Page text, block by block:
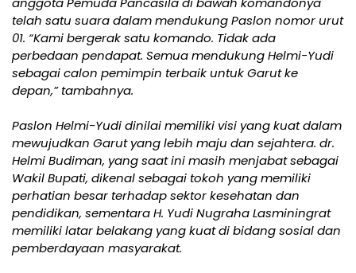
telah satu suara dalam mendukung Paslon nomor urut
01. “Kami bergerak satu komando. Tidak ada
perbedaan pendapat. Semua mendukung Helmi-Yudi
sebagai calon pemimpin terbaik untuk Garut ke
depan,” tambahnya.
Paslon Helmi-Yudi dinilai memiliki visi yang kuat dalam
mewujudkan Garut yang lebih maju dan sejahtera. dr.
Helmi Budiman, yang saat ini masih menjabat sebagai
Wakil Bupati, dikenal sebagai tokoh yang memiliki
perhatian besar terhadap sektor kesehatan dan
pendidikan, sementara H. Yudi Nugraha Lasminingrat
memiliki latar belakang yang kuat di bidang sosial dan
pemberdayaan masyarakat.